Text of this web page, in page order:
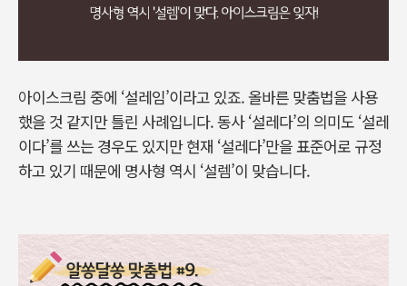
아이스크림 중에 ‘설레임’이라고 있죠. 올바른 맞춤법을 사용
했을 것 같지만 틀린 사례입니다. 동사 ‘설레다’의 의미도 ‘설레
이다’를 쓰는 경우도 있지만 현재 ‘설레다’만을 표준어로 규정
하고 있기 때문에 명사형 역시 ‘설렘’이 맞습니다.